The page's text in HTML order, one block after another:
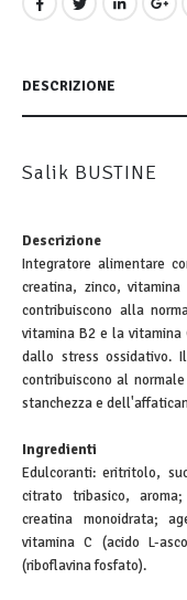
DESCRIZIONE
Salik BUSTINE
Descrizione
Integratore alimentare
creatina, zinco,
contribuiscono alla
vitamina B2 e la
dallo stress ossidativo.
contribuiscono al
stanchezza e
Ingredienti
Edulcoranti: eritritolo,
citrato tribasico,
creatina monoidrata;
vitamina C (acido L-
(riboflavina fosfato).